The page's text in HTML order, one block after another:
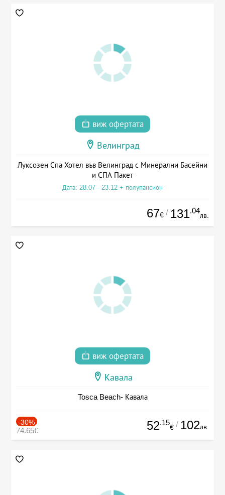
виж офертата
Велинград
Луксозен Спа Хотел във Велинград с Минерални Басейни
и СПА Пакет
Дата: 28.07 - 23.12 + полупансион
67€ / 131.04
лв.
виж офертата
Кавала
Tosca Beach- Кавала
-30%
74.65€ 52.15
€ / 102лв.